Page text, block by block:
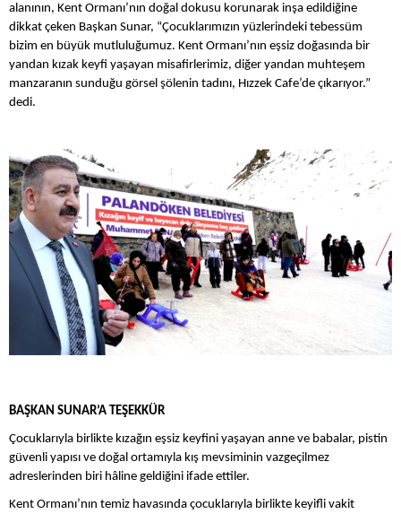
alanının, Kent Ormanı’nın doğal dokusu korunarak inşa edildiğine
dikkat çeken Başkan Sunar, “Çocuklarımızın yüzlerindeki tebessüm
bizim en büyük mutluluğumuz. Kent Ormanı’nın eşsiz doğasında bir
yandan kızak keyfi yaşayan misafirlerimiz, diğer yandan muhteşem
manzaranın sunduğu görsel şölenin tadını, Hızzek Cafe’de çıkarıyor.”
dedi.
BAŞKAN SUNAR’A TEŞEKKÜR
Çocuklarıyla birlikte kızağın eşsiz keyfini yaşayan anne ve babalar, pistin
güvenli yapısı ve doğal ortamıyla kış mevsiminin vazgeçilmez
adreslerinden biri hâline geldiğini ifade ettiler.
Kent Ormanı’nın temiz havasında çocuklarıyla birlikte keyifli vakit